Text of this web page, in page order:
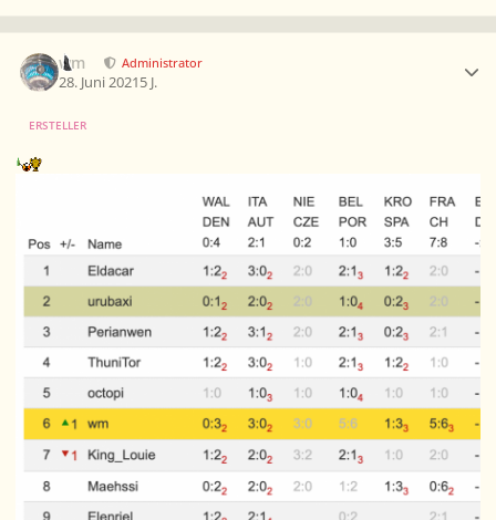
wm Administrator
28. Juni 20215 J.
ERSTELLER